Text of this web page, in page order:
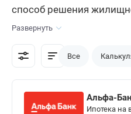
способ решения
города, не имеющих
желающих его улучшить.
на приобретение
является самым
способом купить
Развернуть
Все
Альфа-
Ипотека на